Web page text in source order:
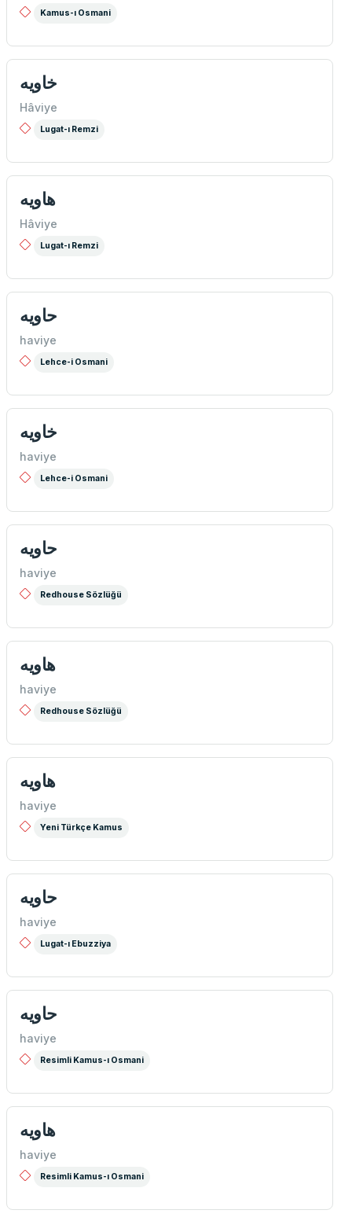
Kamus-ı Osmani
خاویه
Hâviye
Lugat-ı Remzi
هاويه
Hâviye
Lugat-ı Remzi
حاويه
haviye
Lehce-i Osmani
خاويه
haviye
Lehce-i Osmani
حاويه
haviye
Redhouse Sözlüğü
هاويه
haviye
Redhouse Sözlüğü
هاويه
haviye
Yeni Türkçe Kamus
حاويه
haviye
Lugat-ı Ebuzziya
حاويه
haviye
Resimli Kamus-ı Osmani
هاويه
haviye
Resimli Kamus-ı Osmani